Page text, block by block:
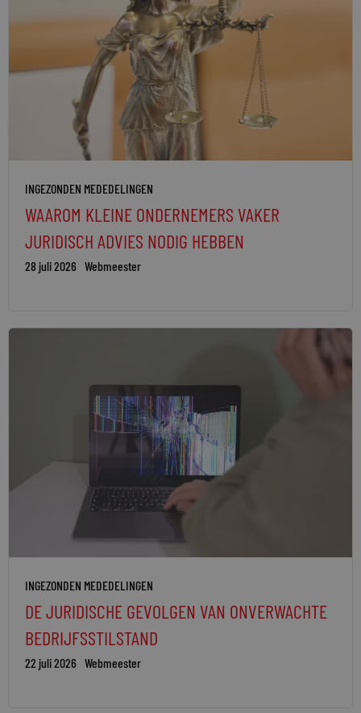
INGEZONDEN MEDEDELINGEN
WAAROM KLEINE ONDERNEMERS VAKER
JURIDISCH ADVIES NODIG HEBBEN
28 juli 2026 Webmeester
INGEZONDEN MEDEDELINGEN
DE JURIDISCHE GEVOLGEN VAN ONVERWACHTE
BEDRIJFSSTILSTAND
22 juli 2026 Webmeester